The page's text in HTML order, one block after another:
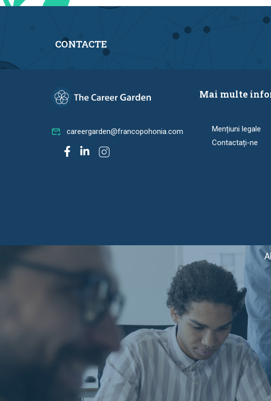
CONTACTE
careergarden@francopohonia.com
Mai multe
Mențiuni legale
Contactați-ne
DORIȚI SĂ